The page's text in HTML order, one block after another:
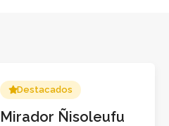
Destacados
Mirador Ñisoleufu